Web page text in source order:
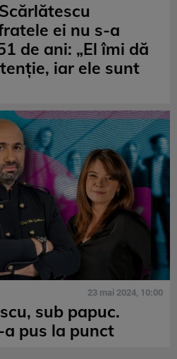
ei nu s-a
de ani: „El îmi dă
iar ele sunt
23 mai 2024, 10:00
sub papuc.
pus la punct